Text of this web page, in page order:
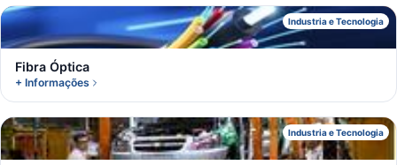
Industria e Tecnologia
F
Fibra Óptica
+ Informações
Industria e Tecnologia
I